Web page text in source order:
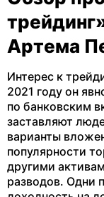
Артема
Интерес к
2021 году он
по банковским
заставляют
варианты
популярности
другими
разводов. Одни